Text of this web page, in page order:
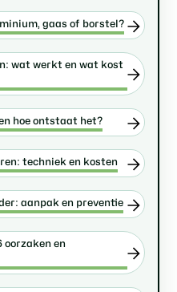
gaas of borstel?
wat werkt en wat kost
hoe ontstaat het?
techniek en kosten
aanpak en preventie
oorzaken en